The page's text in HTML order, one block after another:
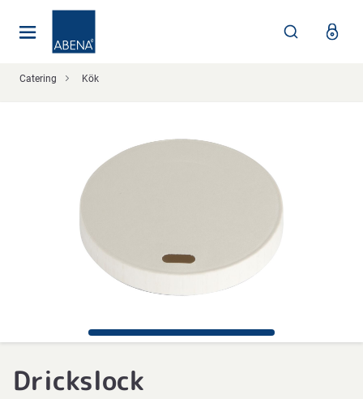
Catering Kök
Drickslock